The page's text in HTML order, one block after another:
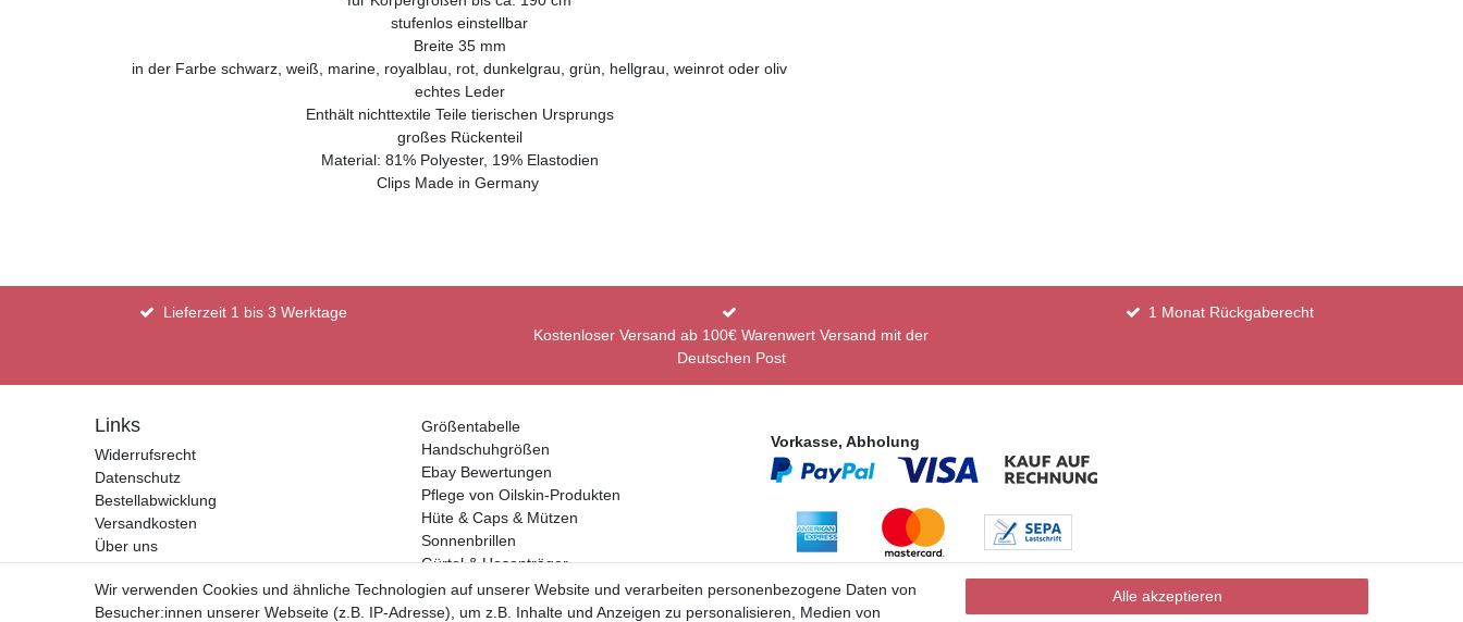
stufenlos einstellbar
Breite 35 mm
in der Farbe schwarz, weiß, marine, royalblau, rot, dunkelgrau, grün, hellgrau, weinrot oder oliv
echtes Leder
Enthält nichttextile Teile tierischen Ursprungs
großes Rückenteil
Material: 81% Polyester, 19% Elastodien
Clips Made in Germany
Lieferzeit 1 bis 3 Werktage
Kostenloser Versand ab 100€ Warenwert Versand mit der
Deutschen Post
1 Monat Rückgaberecht
Links
Widerrufsrecht
Datenschutz
Bestellabwicklung
Versandkosten
Über uns
Kontakt
Impressum
AGB
Größentabelle
Handschuhgrößen
Ebay Bewertungen
Pflege von Oilskin-Produkten
Hüte & Caps & Mützen
Sonnenbrillen
Gürtel & Hosenträger
Geldbörsen
Vorkasse, Abholung
Wir verwenden Cookies und ähnliche Technologien auf unserer Website und verarbeiten personenbezogene Daten von
Besucher:innen unserer Webseite (z.B. IP-Adresse), um z.B. Inhalte und Anzeigen zu personalisieren, Medien von
Alle akzeptieren